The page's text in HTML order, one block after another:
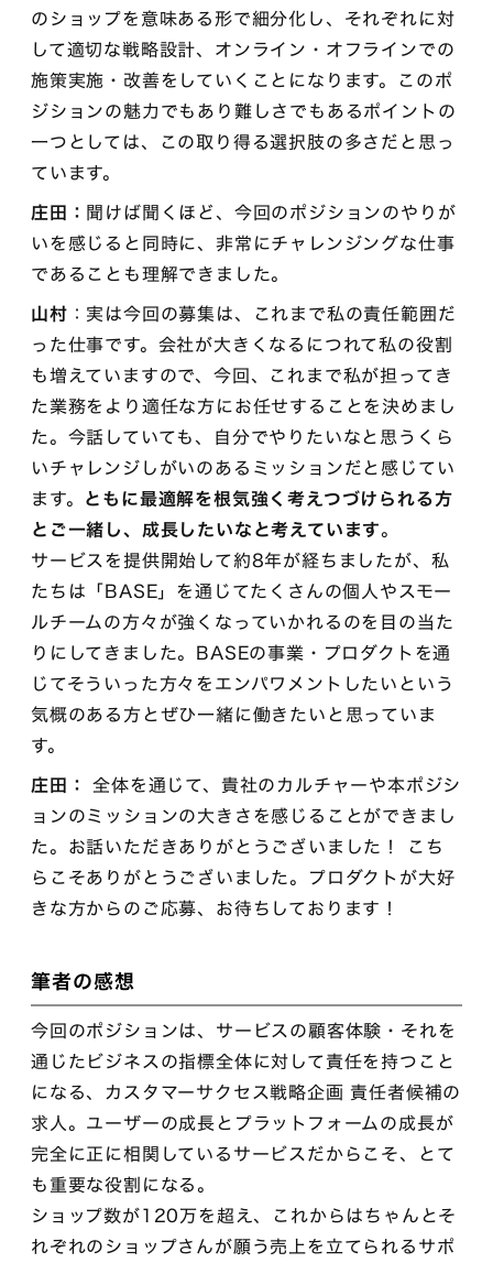
のショップを意味ある形で細分化し、それぞれに対
して適切な戦略設計、オンライン・オフラインでの
施策実施・改善をしていくことになります。このポ
ジションの魅力でもあり難しさでもあるポイントの
一つとしては、この取り得る選択肢の多さだと思っ
ています。
庄田： 聞けば聞くほど、今回のポジションのやりが
いを感じると同時に、非常にチャレンジングな仕事
であることも理解できました。
山村 ：実は今回の募集は、これまで私の責任範囲だ
った仕事です。会社が大きくなるにつれて私の役割
も増えていますので、今回、これまで私が担ってき
た業務をより適任な方にお任せすることを決めまし
た。今話していても、自分でやりたいなと思うくら
いチャレンジしがいのあるミッションだと感じてい
ます。 ともに最適解を根気強く考えつづけられる方
とご一緒し、成長したいなと考えています。
サービスを提供開始して約8年が経ちましたが、私
たちは「BASE」を通じてたくさんの個人やスモー
ルチームの方々が強くなっていかれるのを目の当た
りにしてきました。BASEの事業・プロダクトを通
じてそういった方々をエンパワメントしたいという
気概のある方とぜひ一緒に働きたいと思っていま
す。
庄田： 全体を通じて、貴社のカルチャーや本ポジシ
ョンのミッションの大きさを感じることができまし
た。お話いただきありがとうございました！ こち
らこそありがとうございました。プロダクトが大好
きな方からのご応募、お待ちしております！
筆者の感想
今回のポジションは、サービスの顧客体験・それを
通じたビジネスの指標全体に対して責任を持つこと
になる、カスタマーサクセス戦略企画 責任者候補の
求人。ユーザーの成長とプラットフォームの成長が
完全に正に相関しているサービスだからこそ、とて
も重要な役割になる。
ショップ数が120万を超え、これからはちゃんとそ
れぞれのショップさんが願う売上を立てられるサポ